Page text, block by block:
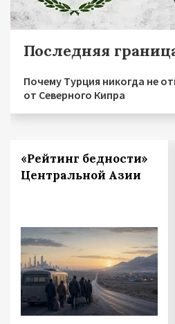
Последняя
Почему Турция никогда не
от Северного Кипра
«Рейтинг бедности»
Центральной Азии